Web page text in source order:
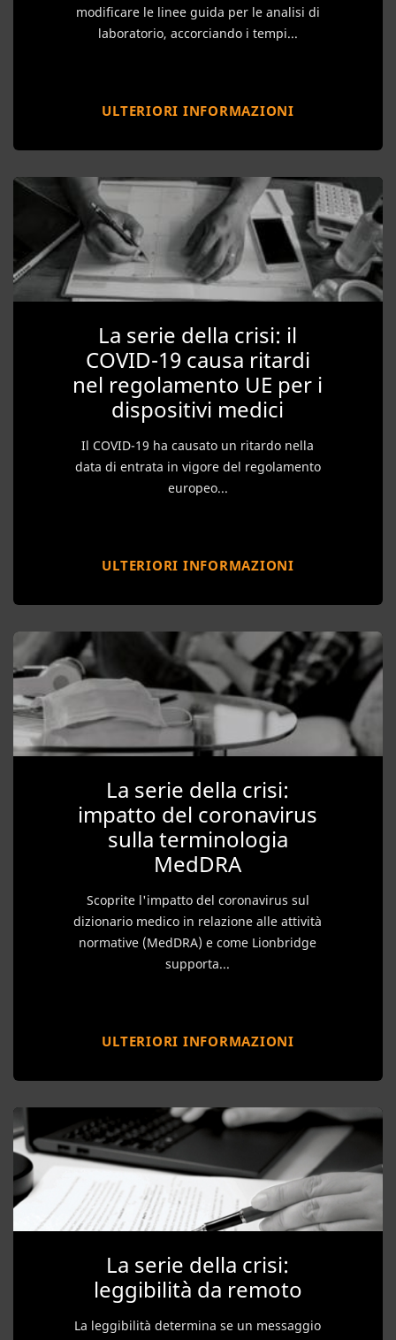
modificare le linee guida per le analisi di
laboratorio, accorciando i tempi...
ULTERIORI INFORMAZIONI
La serie della crisi: il
COVID-19 causa ritardi
nel regolamento UE per i
dispositivi medici
Il COVID-19 ha causato un ritardo nella
data di entrata in vigore del regolamento
europeo...
ULTERIORI INFORMAZIONI
La serie della crisi:
impatto del coronavirus
sulla terminologia
MedDRA
Scoprite l'impatto del coronavirus sul
dizionario medico in relazione alle attività
normative (MedDRA) e come Lionbridge
supporta...
ULTERIORI INFORMAZIONI
La serie della crisi:
leggibilità da remoto
La leggibilità determina se un messaggio